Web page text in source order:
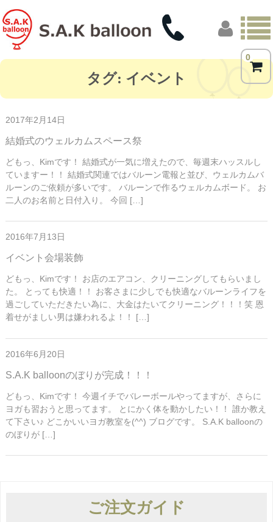
0
お客様の声
店舗概要
タグ: イベント
2017年2月14日
結婚式のウェルカムスペース祭
どもっ、Kimです！ 結婚式が一気に増えたので、毎週末ハッスルし
ていますー！！ 結婚式関連ではバルーン電報と並び、ウェルカムバ
ルーンのご依頼が多いです。 バルーンで作るウェルカムボード。 お
二人のお名前と日付入り。 今回 […]
2016年7月13日
イベント会場装飾
どもっ、Kimです！ お店のエアコン、クリーニングしてもらいまし
た。 とっても快適！！ お客さまに少しでも快適なバルーンライフを
過ごしていただきたい為に、大金はたいてクリーニング！！！笑 恩
着せがましい男は嫌われるよ！！ […]
2016年6月20日
S.A.K balloonのぼりが完成！！！
どもっ、Kimです！ 今週イチでバレーボールやってますが、さらに
ヨガも習おうと思ってます。 とにかく体を動かしたい！！ 誰か教え
て下さい♪ どこかいいヨガ教室を(^^) ブログです。 S.A.K balloonの
のぼりが […]
ご注文ガイド